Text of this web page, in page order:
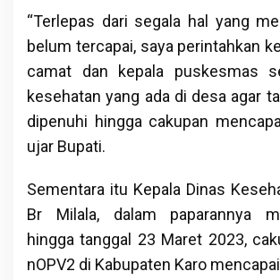
“Terlepas dari segala hal yang
belum tercapai, saya perintahkan
camat dan kepala puskesmas
kesehatan yang ada di desa agar
dipenuhi hingga cakupan
ujar Bupati.
Sementara itu Kepala Dinas
Br Milala, dalam paparannya
hingga tanggal 23 Maret 2023,
nOPV2 di Kabupaten Karo mencapai